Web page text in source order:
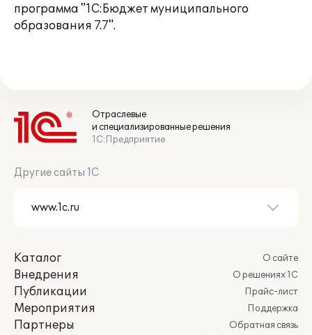
программа "1С:Бюджет муниципального
образования 7.7".
Отраслевые
и специализированные решения
1С:Предприятие
Другие сайты 1С
Каталог
Внедрения
Публикации
Мероприятия
Партнеры
О сайте
О решениях 1С
Прайс-лист
Поддержка
Обратная связь